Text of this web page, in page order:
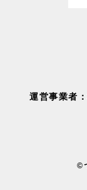
運営事業者
©